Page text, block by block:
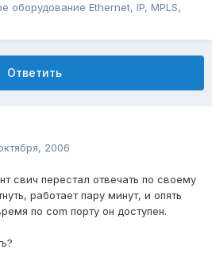
оборудование Ethernet, IP, MPLS,
Ответить
2006
свич перестал отвечать по своему
работает пару минут, и опять
по com порту он доступен.